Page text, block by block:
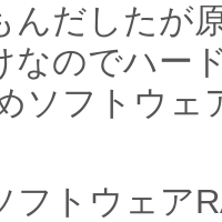
んだしたが
なのでハー
ソフトウェ
フトウェア